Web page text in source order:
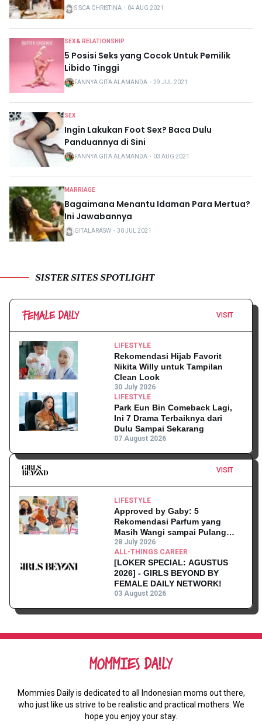
SISCA CHRISTINA ・ 04 AUG 2021
SEX & RELATIONSHIP
5 Posisi Seks yang Cocok Untuk Pemilik
Libido Tinggi
FANNYA GITA ALAMANDA ・ 29 JUL 2021
SEX
Ingin Lakukan Foot Sex? Baca Dulu
Panduannya di Sini
FANNYA GITA ALAMANDA ・ 03 AUG 2021
MARRIAGE
Bagaimana Menantu Idaman Para Mertua?
Ini Jawabannya
GITALARASW ・ 30 JUL 2021
SISTER SITES SPOTLIGHT
VISIT
LIFESTYLE
Rekomendasi Hijab Favorit
Nikita Willy untuk Tampilan
Clean Look
30 July 2026
LIFESTYLE
Park Eun Bin Comeback Lagi,
Ini 7 Drama Terbaiknya dari
Dulu Sampai Sekarang
07 August 2026
VISIT
LIFESTYLE
Approved by Gaby: 5
Rekomendasi Parfum yang
Masih Wangi sampai Pulang
Kantor
28 July 2026
ALL-THINGS CAREER
[LOKER SPECIAL: AGUSTUS
2026] - GIRLS BEYOND BY
FEMALE DAILY NETWORK!
03 August 2026
Mommies Daily is dedicated to all Indonesian moms out there,
who just like us strive to be realistic and practical mothers. We
hope you enjoy your stay.